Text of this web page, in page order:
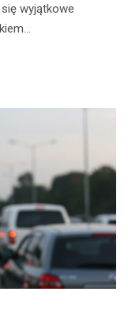
wyjątkowe